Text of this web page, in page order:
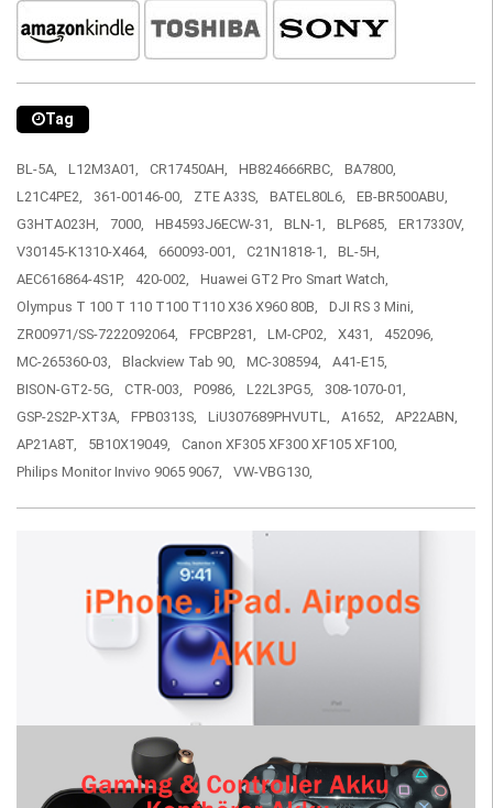
Tag
BL-5A, L12M3A01, CR17450AH, HB824666RBC,
BA7800,
L21C4PE2,
361-00146-00, ZTE A33S, BATEL80L6,
EB-BR500ABU,
G3HTA023H,
7000, HB4593J6ECW-31, BLN-1, BLP685,
ER17330V,
V30145-K1310-X464,
660093-001, C21N1818-1,
BL-5H,
AEC616864-4S1P,
420-002,
Huawei GT2 Pro Smart Watch,
Olympus T 100 T 110 T100 T110 X36 X960 80B,
DJI RS 3 Mini,
ZR00971/SS-7222092064,
FPCBP281, LM-CP02, X431,
452096,
MC-265360-03,
Blackview Tab 90, MC-308594,
A41-E15,
BISON-GT2-5G,
CTR-003, P0986, L22L3PG5,
308-1070-01,
GSP-2S2P-XT3A,
FPB0313S, LiU307689PHVUTL, A1652,
AP22ABN,
AP21A8T,
5B10X19049,
Canon XF305 XF300 XF105 XF100,
Philips Monitor Invivo 9065 9067,
VW-VBG130,